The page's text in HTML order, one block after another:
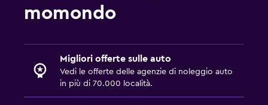
momondo
Migliori offerte sulle auto
Vedi le offerte delle agenzie di noleggio auto
in più di 70.000 località.